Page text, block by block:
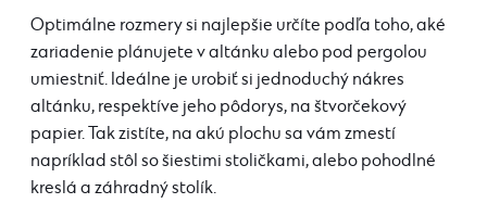
Optimálne rozmery si najlepšie určíte podľa toho, aké
zariadenie plánujete v altánku alebo pod pergolou
umiestniť. Ideálne je urobiť si jednoduchý nákres
altánku, respektíve jeho pôdorys, na štvorčekový
papier. Tak zistíte, na akú plochu sa vám zmestí
napríklad stôl so šiestimi stoličkami, alebo pohodlné
kreslá a záhradný stolík.